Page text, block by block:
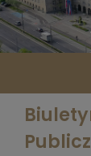
STUDIA
NAUKA